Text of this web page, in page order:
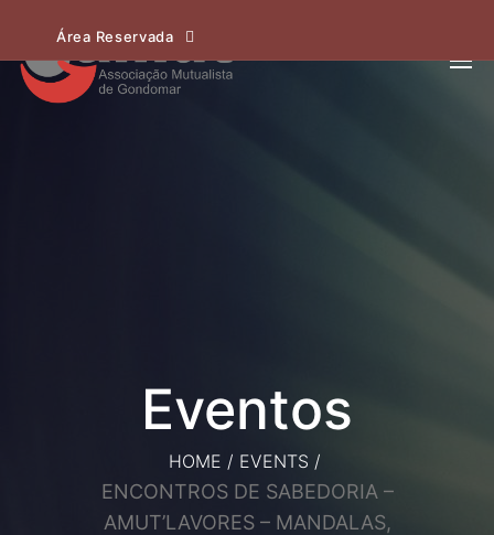
Área Reservada
HOME / EVENTS /
ENCONTROS DE SABEDORIA –
AMUT’LAVORES – MANDALAS,